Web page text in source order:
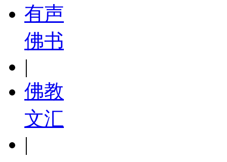
有声
佛书
|
佛教
文汇
|